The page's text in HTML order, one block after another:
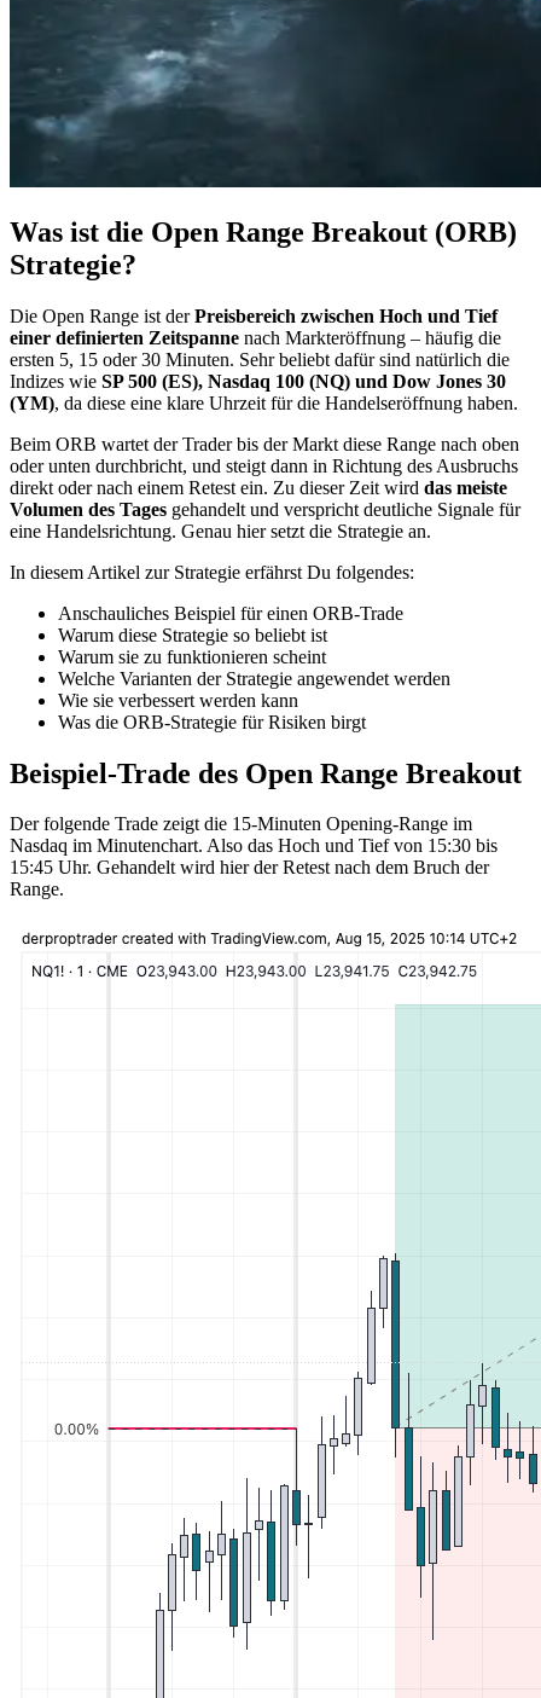
Was ist die Open Range Breakout (ORB)
Strategie?
Die Open Range ist derPreisbereich zwischen Hoch und Tief
einer definierten Zeitspanne nach Markteröffnung – häufig die
ersten 5, 15 oder 30 Minuten. Sehr beliebt dafür sind natürlich die
Indizes wie SP 500 (ES), Nasdaq 100 (NQ) und Dow Jones 30
(YM), da diese eine klare Uhrzeit für die Handelseröffnung haben.
Beim ORB wartet der Trader bis der Markt diese Range nach oben
oder unten durchbricht, und steigt dann in Richtung des Ausbruchs
direkt oder nach einem Retest ein. Zu dieser Zeit wird das meiste
Volumen des Tages gehandelt und verspricht deutliche Signale für
eine Handelsrichtung. Genau hier setzt die Strategie an.
In diesem Artikel zur Strategie erfährst Du folgendes:
Anschauliches Beispiel für einen ORB-Trade
Warum diese Strategie so beliebt ist
Warum sie zu funktionieren scheint
Welche Varianten der Strategie angewendet werden
Wie sie verbessert werden kann
Was die ORB-Strategie für Risiken birgt
Beispiel-Trade des Open Range Breakout
Der folgende Trade zeigt die 15-Minuten Opening-Range im
Nasdaq im Minutenchart. Also das Hoch und Tief von 15:30 bis
15:45 Uhr. Gehandelt wird hier der Retest nach dem Bruch der
Range.